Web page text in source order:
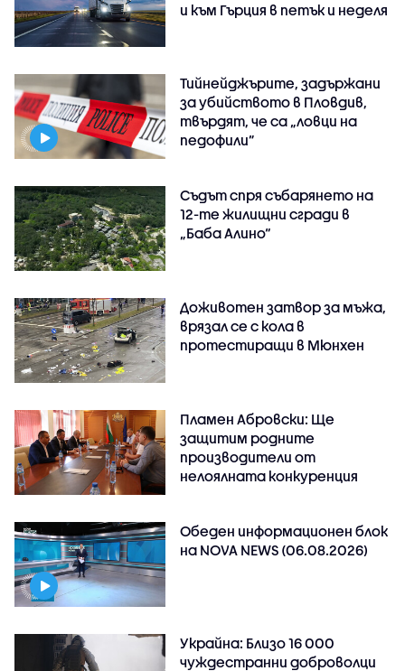
и към Гърция в петък и неделя
Тийнейджърите, задържани
за убийството в Пловдив,
твърдят, че са „ловци на
педофили”
Съдът спря събарянето на
12-те жилищни сгради в
„Баба Алино“
Доживотен затвор за мъжа,
врязал се с кола в
протестиращи в Мюнхен
Пламен Абровски: Ще
защитим родните
производители от
нелоялната конкуренция
Обеден информационен блок
на NOVA NEWS (06.08.2026)
Украйна: Близо 16 000
чуждестранни доброволци